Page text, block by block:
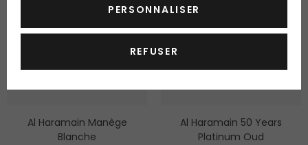
Al Haramain Manège
Blanche
Al Haramain 50 Years
Platinum Oud
PERSONNALISER
REFUSER